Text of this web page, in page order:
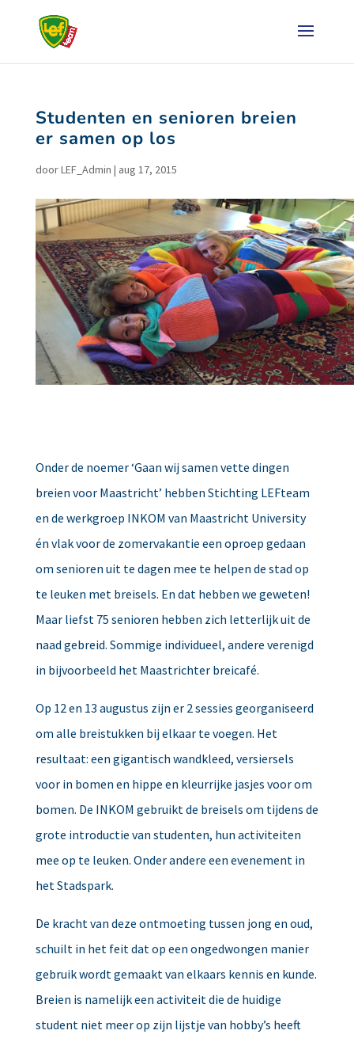
Studenten en senioren breien
er samen op los
doorLEF_Admin | aug 17, 2015
Onder de noemer ‘Gaan wij samen vette dingen
breien voor Maastricht’ hebben Stichting LEFteam
en de werkgroep INKOM van Maastricht University
én vlak voor de zomervakantie een oproep gedaan
om senioren uit te dagen mee te helpen de stad op
te leuken met breisels. En dat hebben we geweten!
Maar liefst 75 senioren hebben zich letterlijk uit de
naad gebreid. Sommige individueel, andere verenigd
in bijvoorbeeld het Maastrichter breicafé.
Op 12 en 13 augustus zijn er 2 sessies georganiseerd
om alle breistukken bij elkaar te voegen. Het
resultaat: een gigantisch wandkleed, versiersels
voor in bomen en hippe en kleurrijke jasjes voor om
bomen. De INKOM gebruikt de breisels om tijdens de
grote introductie van studenten, hun activiteiten
mee op te leuken. Onder andere een evenement in
het Stadspark.
De kracht van deze ontmoeting tussen jong en oud,
schuilt in het feit dat op een ongedwongen manier
gebruik wordt gemaakt van elkaars kennis en kunde.
Breien is namelijk een activiteit die de huidige
student niet meer op zijn lijstje van hobby’s heeft